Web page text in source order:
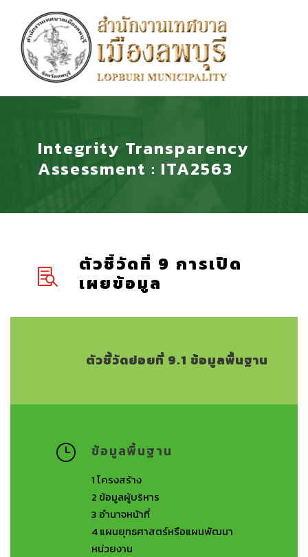
Integrity Transparency
Assessment : ITA2563
ตัวชี้วัดที่ 9 การเปิด
เผยข้อมูล
ตัวชี้วัดย่อยที่ 9.1 ข้อมูลพื้นฐาน
ข้อมูลพื้นฐาน
1โครงสร้าง
2 ข้อมูลผู้บริหาร
3 อํานาจหน้าที่
4แผนยุทธศาสตร์หรือแผนพัฒนา
หน่วยงาน